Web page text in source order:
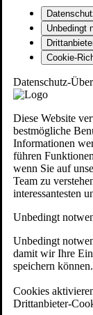
Unbedingt
Cookie-
Datenschutz-
Diese Website
bestmögliche
Informationen
führen
wenn Sie auf
Team zu
interessantesten
Unbedingt
Unbedingt
damit wir Ihre
speichern können.
Cookies
Drittanbieter-